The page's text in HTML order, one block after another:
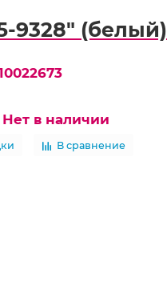
9328" (белый)
Нет в наличии
В сравнение